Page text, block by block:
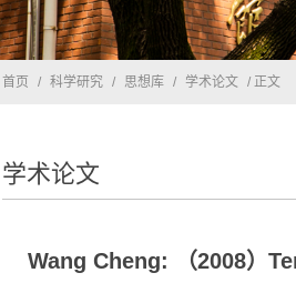
首页 / 科学研究 / 思想库 / 学术论文 / 正文
学术论文
Wang Cheng: （2008）